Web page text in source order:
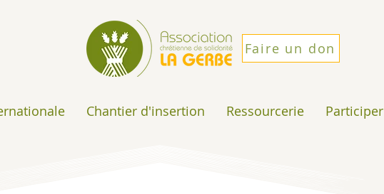
Faire un don
Chantier d'insertion Ressourcerie Participer